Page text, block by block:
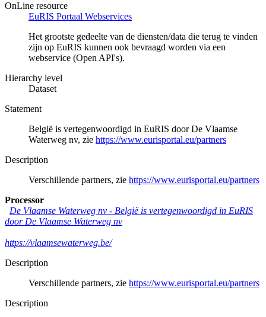
OnLine resource
EuRIS Portaal Webservices
Het grootste gedeelte van de diensten/data die terug te vinden
zijn op EuRIS kunnen ook bevraagd worden via een
webservice (Open API's).
Hierarchy level
Dataset
Statement
België is vertegenwoordigd in EuRIS door De Vlaamse
Waterweg nv, zie https://www.eurisportal.eu/partners
Description
Verschillende partners, zie https://www.eurisportal.eu/partners
Processor
De Vlaamse Waterweg nv - België is vertegenwoordigd in EuRIS
door De Vlaamse Waterweg nv
https://vlaamsewaterweg.be/
Description
Verschillende partners, zie https://www.eurisportal.eu/partners
Description